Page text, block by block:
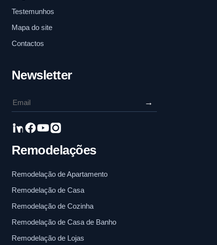
Testemunhos
Mapa do site
Contactos
Newsletter
→
Remodelações
Remodelação de Apartamento
Remodelação de Casa
Remodelação de Cozinha
Remodelação de Casa de Banho
Remodelação de Lojas